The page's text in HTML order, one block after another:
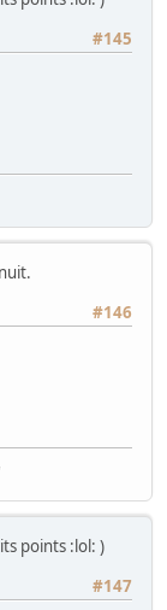
#145
#146
points :lol: )
#147